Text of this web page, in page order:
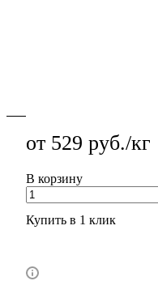
от 529 руб./кг
В корзину
Купить в 1 клик